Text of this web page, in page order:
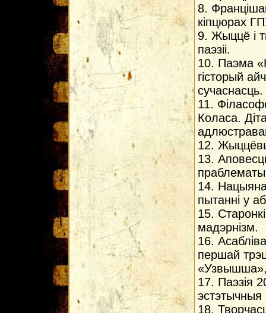
8.
кiпцюрах
9. Жыццё i
паэзii.
10. Паэма
гiсторый
сучаснасць.
11.
Коласа.
12.
13.
14.
пытаннi у
15.
мадэрнiзм.
16.
першай
17. Паэзiя
18.